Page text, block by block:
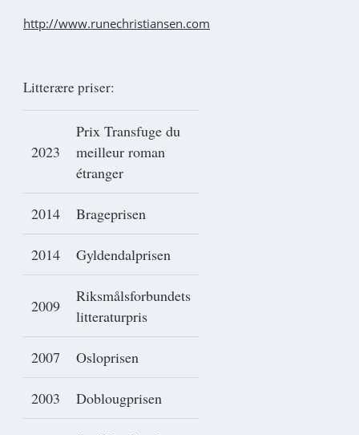
http://www.runechristiansen.com
Litterære priser:
2023
Prix Transfuge du
meilleur roman
étranger
2014 Brageprisen
2014 Gyldendalprisen
2009
Riksmålsforbundets
litteraturpris
2007 Osloprisen
2003 Doblougprisen